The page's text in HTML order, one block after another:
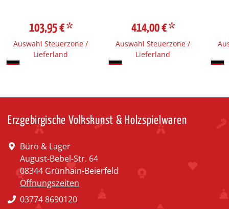
103,95 €*
Auswahl Steuerzone /
Lieferland
414,00 €*
Auswahl Steuerzone /
Lieferland
Erzgebirgische Volkskunst & Holzspielwaren
Büro & Lager
August-Bebel-Str. 64
08344 Grünhain-Beierfeld
Öffnungszeiten
03774 8690120